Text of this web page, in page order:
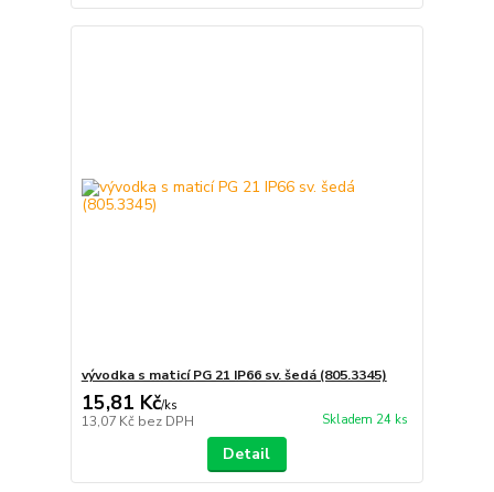
vývodka s maticí PG 21 IP66 sv. šedá (805.3345)
15,81 Kč/ks
13,07 Kč bez DPH Skladem 24 ks
Detail